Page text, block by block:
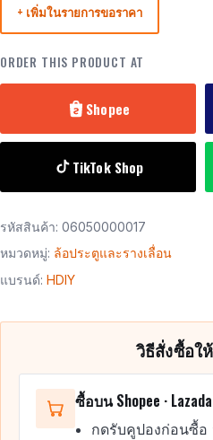
+ เพิ่มในรายการขอราคา
ORDER THIS PRODUCT AT
Shopee
TikTok Shop
รหัสสินค้า: 06050000017
หมวดหมู่: ล้อประตูและรางเลื่อน
แบรนด์: HDIY
วิธีสั่งซื้อใ
ซื้อบน Shopee · Lazada
กดรับคูปองก่อนซื้อ